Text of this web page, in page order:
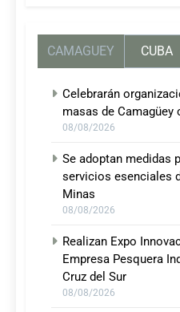
CAMAGUEY CUBA
Celebrarán
masas de Camagüey
08/08/2026
Se adoptan medidas
servicios esenciales
Minas
08/08/2026
Realizan Expo
Empresa Pesquera
Cruz del Sur
08/08/2026